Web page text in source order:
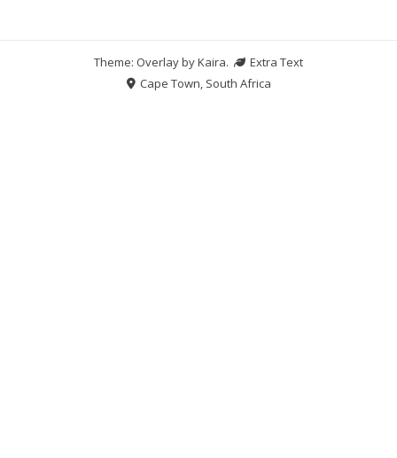
Theme: Overlay byKaira.
Extra Text
Cape Town, South Africa